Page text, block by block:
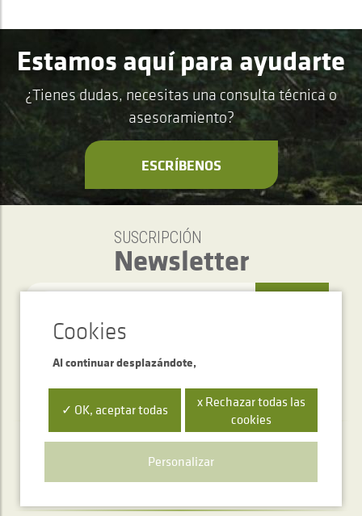
Estamos aquí para ayudarte
¿Tienes dudas, necesitas una consulta técnica o
asesoramiento?
ESCRÍBENOS
SUSCRIPCIÓN
Newsletter
Servicio de atención telefónica
+34 948 563 511
Al continuar desplazándote,
✓ OK, aceptar todas
x Rechazar todas las
cookies
Personalizar